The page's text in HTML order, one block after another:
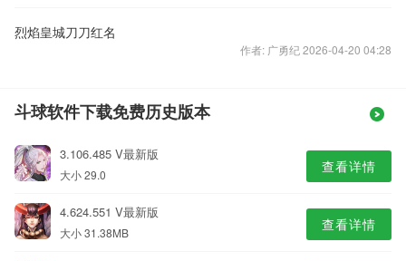
烈焰皇城刀刀红名
作者: 广勇纪 2026-04-20 04:28
斗球软件下载免费历史版本
3.106.485 V最新版
大小 29.0 查看详情
4.624.551 V最新版
大小 31.38MB 查看详情